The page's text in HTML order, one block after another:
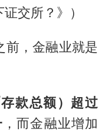
交所？》）
前，金融业就是
款总额）超过
，而金融业增加